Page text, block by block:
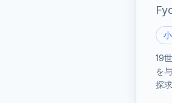
19
を
探